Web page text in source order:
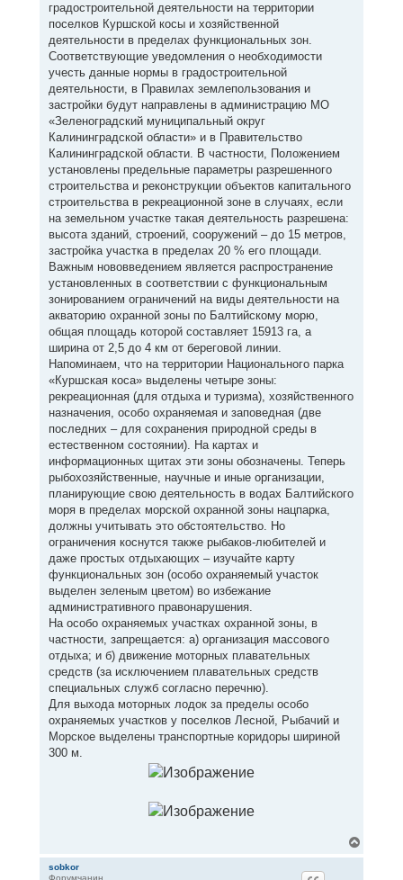
градостроительной деятельности на территории
поселков Куршской косы и хозяйственной
деятельности в пределах функциональных зон.
Соответствующие уведомления о необходимости
учесть данные нормы в градостроительной
деятельности, в Правилах землепользования и
застройки будут направлены в администрацию МО
«Зеленоградский муниципальный округ
Калининградской области» и в Правительство
Калининградской области. В частности, Положением
установлены предельные параметры разрешенного
строительства и реконструкции объектов капитального
строительства в рекреационной зоне в случаях, если
на земельном участке такая деятельность разрешена:
высота зданий, строений, сооружений – до 15 метров,
застройка участка в пределах 20 % его площади.
Важным нововведением является распространение
установленных в соответствии с функциональным
зонированием ограничений на виды деятельности на
акваторию охранной зоны по Балтийскому морю,
общая площадь которой составляет 15913 га, а
ширина от 2,5 до 4 км от береговой линии.
Напоминаем, что на территории Национального парка
«Куршская коса» выделены четыре зоны:
рекреационная (для отдыха и туризма), хозяйственного
назначения, особо охраняемая и заповедная (две
последних – для сохранения природной среды в
естественном состоянии). На картах и
информационных щитах эти зоны обозначены. Теперь
рыбохозяйственные, научные и иные организации,
планирующие свою деятельность в водах Балтийского
моря в пределах морской охранной зоны нацпарка,
должны учитывать это обстоятельство. Но
ограничения коснутся также рыбаков-любителей и
даже простых отдыхающих – изучайте карту
функциональных зон (особо охраняемый участок
выделен зеленым цветом) во избежание
административного правонарушения.
На особо охраняемых участках охранной зоны, в
частности, запрещается: а) организация массового
отдыха; и б) движение моторных плавательных
средств (за исключением плавательных средств
специальных служб согласно перечню).
Для выхода моторных лодок за пределы особо
охраняемых участков у поселков Лесной, Рыбачий и
Морское выделены транспортные коридоры шириной
300 м.
sobkor
Форумчанин